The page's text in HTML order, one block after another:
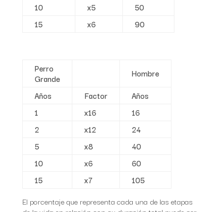
10
x5
50
15
x6 90
Perro
Grande
Hombre
Años
Factor
Años
1
x16
16
2
x12
24
5
x8
40
10
x6
60
15
x7
105
El porcentaje que representa cada una de las etapas